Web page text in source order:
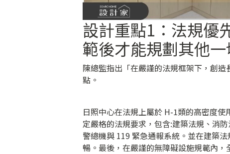
設計重點1：法規優
範後才能規劃其他一
陳總監指出「在嚴謹的法規框架下，創
點。
日照中心在法規上屬於 H-1類的高密度
定嚴格的法規要求，包含:建築法規、消
警總機與 119 緊急通報系統。並在建築
暢。最後，在嚴謹的無障礙設施規範內